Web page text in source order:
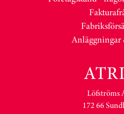
Löfströms
172 66